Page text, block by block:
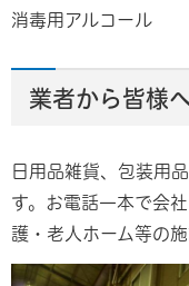
消毒用アルコール
業者から皆様
日用品雑貨、包装用
す。お電話一本で会
護・老人ホーム等の